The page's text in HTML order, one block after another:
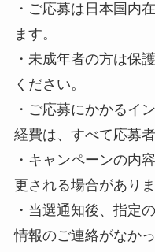
・ご応募は日本国内
ます。
・未成年者の方は保
ください。
・ご応募にかかるイ
経費は、すべて応募
・キャンペーンの内
更される場合がありま
・当選通知後、指定
情報のご連絡がなか